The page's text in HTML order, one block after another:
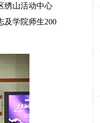
绣山活动中心
及学院师生200